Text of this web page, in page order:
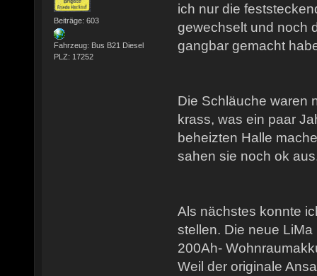
Beiträge: 603
Fahrzeug: Bus B21 Diesel
PLZ: 17252
ich nur die
gewechselt und noch
gangbar gemacht
Die Schläuche waren
krass, was ein paar
beheizten Halle
sahen sie noch ok
Als nächstes konnte
stellen. Die neue
200Ah-
Weil der originale